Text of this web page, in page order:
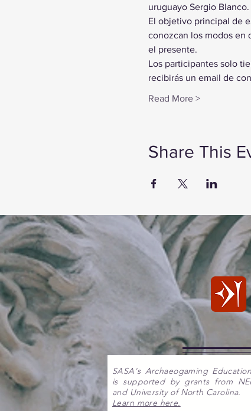
uruguayo Sergio Blanco.
El objetivo principal de
conozcan los modos en
el presente.
Los participantes solo
recibirás un email de
Read More >
Share This
SASA's Archaeogaming
is supported by grants from
and University of North Carolina.
Learn more here.